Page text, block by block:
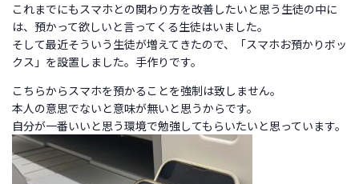
これまでにもスマホとの関わり方を改善したいと思う生徒の中に
は、預かって欲しいと言ってくる生徒はいました。
そして最近そういう生徒が増えてきたので、「スマホお預かりボッ
クス」を設置しました。手作りです。
こちらからスマホを預かることを強制は致しません。
本人の意思でないと意味が無いと思うからです。
自分が一番いいと思う環境で勉強してもらいたいと思っています。